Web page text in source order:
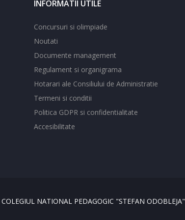
INFORMATII UTILE
Concursuri si olimpiade
Noutati
Documente management
Regulament si organigrama
Hotarari ale Consiliului de Administratie
Termeni si conditii
Politica GDPR si confidentialitate
Accesibilitate
COLEGIUL NATIONAL PEDAGOGIC "STEFAN ODOBLEJA"